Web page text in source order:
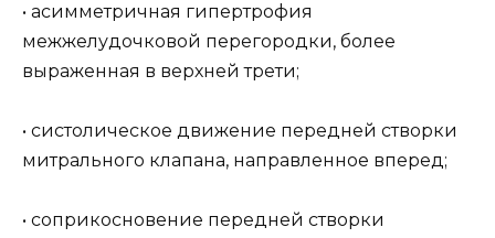
• асимметричная гипертрофия
межжелудочковой перегородки, более
выраженная в верхней трети;
• систолическое движение передней створки
митрального клапана, направленное вперед;
• соприкосновение передней створки